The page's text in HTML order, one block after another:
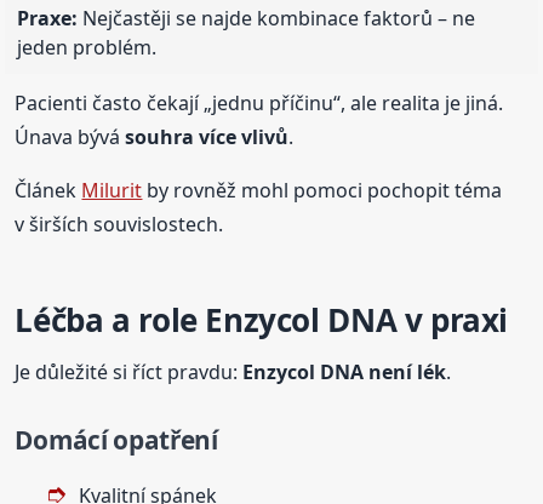
Praxe: Nejčastěji se najde kombinace faktorů – ne
jeden problém.
Pacienti často čekají „jednu příčinu“, ale realita je jiná.
Únava bývásouhra více vlivů.
Článek Milurit by rovněž mohl pomoci pochopit téma
v širších souvislostech.
Léčba a role Enzycol DNA v praxi
Je důležité si říct pravdu: Enzycol DNA není lék.
Domácí opatření
Kvalitní spánek